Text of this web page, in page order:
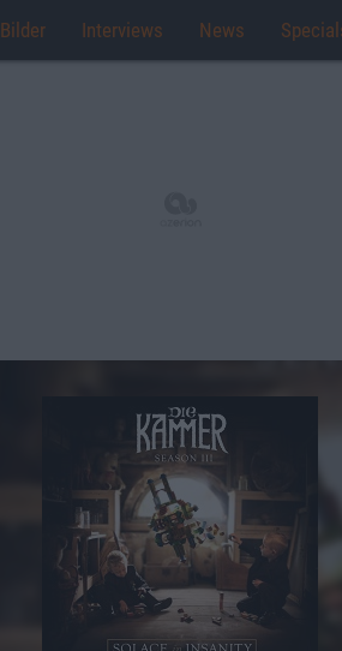
Bilder Interviews News